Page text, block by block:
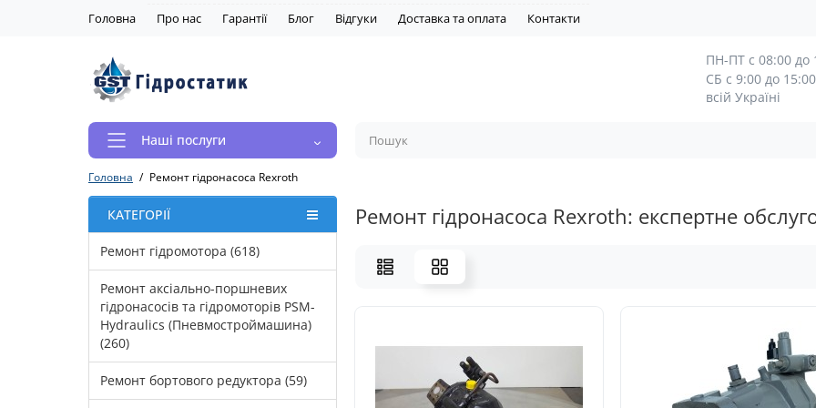
Головна Про нас Гарантії Блог Відгуки Доставка та оплата Контакти
ПН-ПТ с 08:00 до
СБ с 9:00 до
всій Україні
Наші послуги
Головна Ремонт гідронасоса Rexroth
КАТЕГОРІЇ
Ремонт гідромотора (618)
Ремонт аксіально-поршневих
гідронасосів та гідромоторів PSM-
Hydraulics (Пневмостроймашина)
(260)
Ремонт бортового редуктора (59)
Ремонт гідронасоса Rexroth: експертне